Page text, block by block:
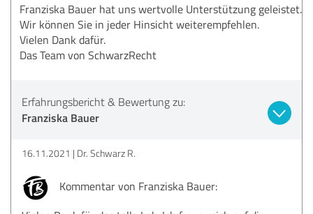
Franziska Bauer hat uns wertvolle Unterstützung geleistet.
Wir können Sie in jeder Hinsicht weiterempfehlen.
Vielen Dank dafür.
Das Team von SchwarzRecht
Erfahrungsbericht & Bewertung zu:
Franziska Bauer
16.11.2021 Dr. Schwarz R.
Kommentar von Franziska Bauer: